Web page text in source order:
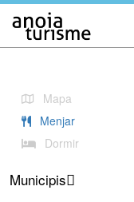
Mapa
Menjar
Dormir
Municipis